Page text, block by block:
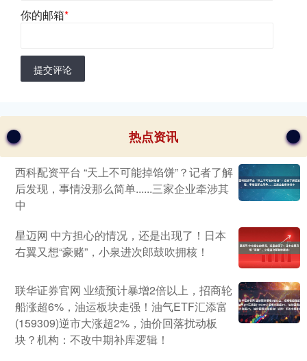
你的邮箱*
提交评论
热点资讯
西科配资平台 “天上不可能掉馅饼”？记者了解
后发现，事情没那么简单......三家企业牵涉其
中
星迈网 中方担心的情况，还是出现了！日本
右翼又想“豪赌”，小泉进次郎鼓吹拥核！
联华证券官网 业绩预计暴增2倍以上，招商轮
船涨超6%，油运板块走强！油气ETF汇添富
(159309)逆市大涨超2%，油价回落扰动板
块？机构：不改中期补库逻辑！